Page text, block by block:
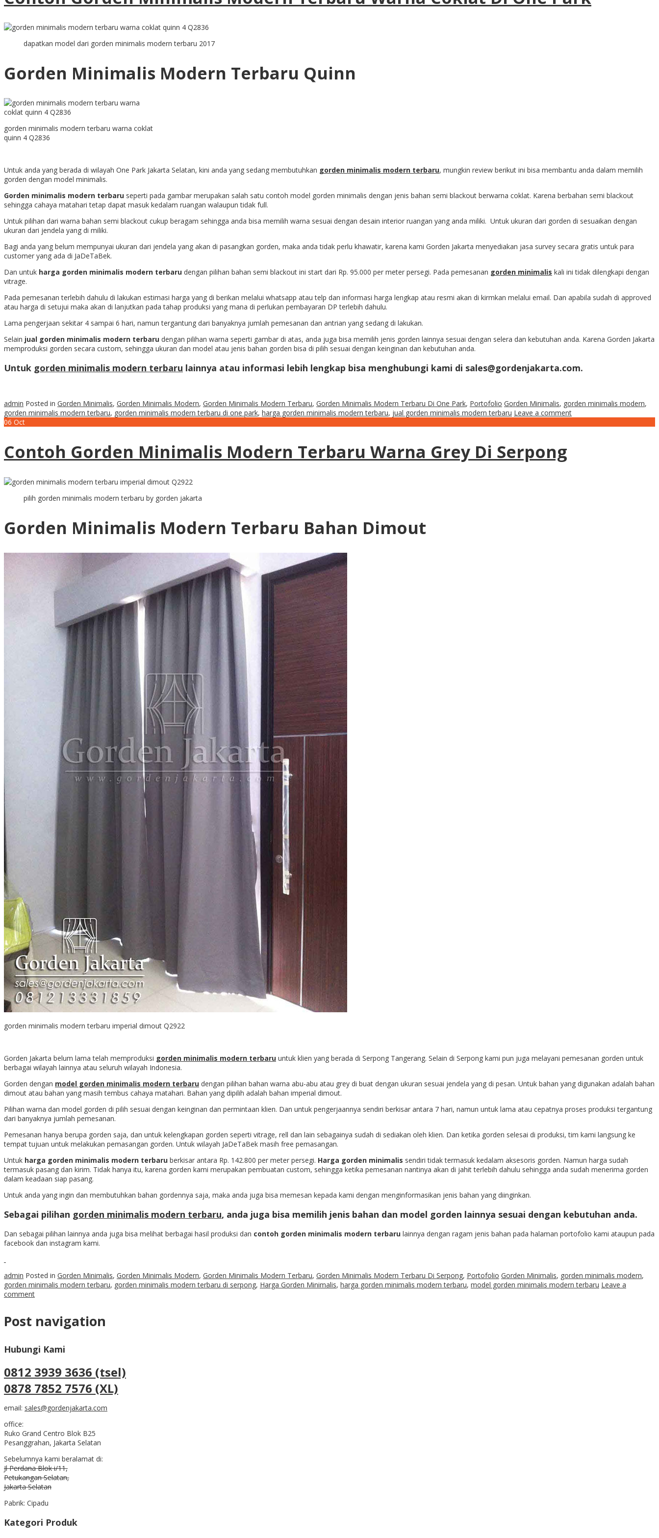
dapatkan model dari gorden minimalis modern terbaru 2017
Gorden Minimalis Modern Terbaru Quinn
gorden minimalis modern terbaru warna coklat
quinn 4 Q2836
Untuk anda yang berada di wilayah One Park Jakarta Selatan, kini anda yang sedang membutuhkan gorden minimalis modern terbaru, mungkin review berikut ini bisa membantu anda dalam memilih
gorden dengan model minimalis.
Gorden minimalis modern terbaru seperti pada gambar merupakan salah satu contoh model gorden minimalis dengan jenis bahan semi blackout berwarna coklat. Karena berbahan semi blackout
sehingga cahaya matahari tetap dapat masuk kedalam ruangan walaupun tidak full.
Untuk pilihan dari warna bahan semi blackout cukup beragam sehingga anda bisa memilih warna sesuai dengan desain interior ruangan yang anda miliki. Untuk ukuran dari gorden di sesuaikan dengan
ukuran dari jendela yang di miliki.
Bagi anda yang belum mempunyai ukuran dari jendela yang akan di pasangkan gorden, maka anda tidak perlu khawatir, karena kami Gorden Jakarta menyediakan jasa survey secara gratis untuk para
customer yang ada di JaDeTaBek.
Dan untuk harga gorden minimalis modern terbaru dengan pilihan bahan semi blackout ini start dari Rp. 95.000 per meter persegi. Pada pemesanan gorden minimalis kali ini tidak dilengkapi dengan
vitrage.
Pada pemesanan terlebih dahulu di lakukan estimasi harga yang di berikan melalui whatsapp atau telp dan informasi harga lengkap atau resmi akan di kirmkan melalui email. Dan apabila sudah di approved
atau harga di setujui maka akan di lanjutkan pada tahap produksi yang mana di perlukan pembayaran DP terlebih dahulu.
Lama pengerjaan sekitar 4 sampai 6 hari, namun tergantung dari banyaknya jumlah pemesanan dan antrian yang sedang di lakukan.
Selain jual gorden minimalis modern terbaru dengan pilihan warna seperti gambar di atas, anda juga bisa memilih jenis gorden lainnya sesuai dengan selera dan kebutuhan anda. Karena Gorden Jakarta
memproduksi gorden secara custom, sehingga ukuran dan model atau jenis bahan gorden bisa di pilih sesuai dengan keinginan dan kebutuhan anda.
Untuk gorden minimalis modern terbaru lainnya atau informasi lebih lengkap bisa menghubungi kami di sales@gordenjakarta.com.
admin Posted in Gorden Minimalis, Gorden Minimalis Modern, Gorden Minimalis Modern Terbaru, Gorden Minimalis Modern Terbaru Di One Park, Portofolio Gorden Minimalis, gorden minimalis modern,
gorden minimalis modern terbaru, gorden minimalis modern terbaru di one park, harga gorden minimalis modern terbaru, jual gorden minimalis modern terbaru Leave a comment
06 Oct
Contoh Gorden Minimalis Modern Terbaru Warna Grey Di Serpong
pilih gorden minimalis modern terbaru by gorden jakarta
Gorden Minimalis Modern Terbaru Bahan Dimout
gorden minimalis modern terbaru imperial dimout Q2922
Gorden Jakarta belum lama telah memproduksi gorden minimalis modern terbaru untuk klien yang berada di Serpong Tangerang. Selain di Serpong kami pun juga melayani pemesanan gorden untuk
berbagai wilayah lainnya atau seluruh wilayah Indonesia.
Gorden dengan model gorden minimalis modern terbaru dengan pilihan bahan warna abu-abu atau grey di buat dengan ukuran sesuai jendela yang di pesan. Untuk bahan yang digunakan adalah bahan
dimout atau bahan yang masih tembus cahaya matahari. Bahan yang dipilih adalah bahan imperial dimout.
Pilihan warna dan model gorden di pilih sesuai dengan keinginan dan permintaan klien. Dan untuk pengerjaannya sendiri berkisar antara 7 hari, namun untuk lama atau cepatnya proses produksi tergantung
dari banyaknya jumlah pemesanan.
Pemesanan hanya berupa gorden saja, dan untuk kelengkapan gorden seperti vitrage, rell dan lain sebagainya sudah di sediakan oleh klien. Dan ketika gorden selesai di produksi, tim kami langsung ke
tempat tujuan untuk melakukan pemasangan gorden. Untuk wilayah JaDeTaBek masih free pemasangan.
Untuk harga gorden minimalis modern terbaru berkisar antara Rp. 142.800 per meter persegi. Harga gorden minimalis sendiri tidak termasuk kedalam aksesoris gorden. Namun harga sudah
termasuk pasang dan kirim. Tidak hanya itu, karena gorden kami merupakan pembuatan custom, sehingga ketika pemesanan nantinya akan di jahit terlebih dahulu sehingga anda sudah menerima gorden
dalam keadaan siap pasang.
Untuk anda yang ingin dan membutuhkan bahan gordennya saja, maka anda juga bisa memesan kepada kami dengan menginformasikan jenis bahan yang diinginkan.
Sebagai pilihan gorden minimalis modern terbaru, anda juga bisa memilih jenis bahan dan model gorden lainnya sesuai dengan kebutuhan anda.
Dan sebagai pilihan lainnya anda juga bisa melihat berbagai hasil produksi dan contoh gorden minimalis modern terbaru lainnya dengan ragam jenis bahan pada halaman portofolio kami ataupun pada
facebook dan instagram kami.
admin Posted in Gorden Minimalis, Gorden Minimalis Modern, Gorden Minimalis Modern Terbaru, Gorden Minimalis Modern Terbaru Di Serpong, Portofolio Gorden Minimalis, gorden minimalis modern,
gorden minimalis modern terbaru, gorden minimalis modern terbaru di serpong, Harga Gorden Minimalis, harga gorden minimalis modern terbaru, model gorden minimalis modern terbaru Leave a
comment
Post navigation
Hubungi Kami
0812 3939 3636 (tsel)
0878 7852 7576 (XL)
email: sales@gordenjakarta.com
office:
Ruko Grand Centro Blok B25
Pesanggrahan, Jakarta Selatan
Sebelumnya kami beralamat di:
Jl Perdana Blok i/11,
Petukangan Selatan,
Jakarta Selatan
Pabrik: Cipadu
Kategori Produk